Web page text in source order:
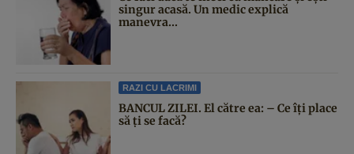
singur acasă. Un medic explică
manevra...
RAZI CU LACRIMI
BANCUL ZILEI. El către ea: – Ce îți place
să ți se facă?